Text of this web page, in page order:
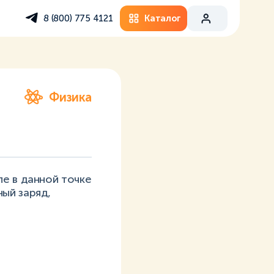
8 (800) 775 4121 Каталог
Физика
в данной точке
заряд,